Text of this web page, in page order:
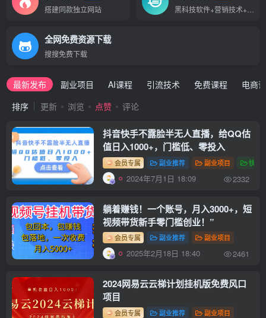
搭建同款独立网站
全网免费资源下载
搜搜免费下载
最新发布 副业项目 AI课程 引流技术 免费课程
电商
排序
更新 浏览 点赞 评论
抖音快手不露脸半无人直播，给QQ估
值日入1000+，门槛低、零投入
会员专属 副业推荐 副业项目 快手
2024年7月1日 18:09 2332
躺着赚钱！一个账号，月入3000+，短
视频带货新手零门槛创业！”
会员专属 副业推荐 副业项目
2025年2月18日 18:40 2461
2024网易云云梯计划挂机版免费风口
项目
会员专属 副业推荐 副业项目